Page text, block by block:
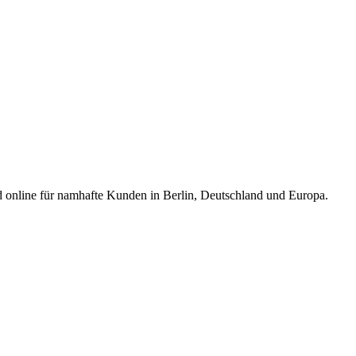
für namhafte Kunden in Berlin, Deutschland und Europa.